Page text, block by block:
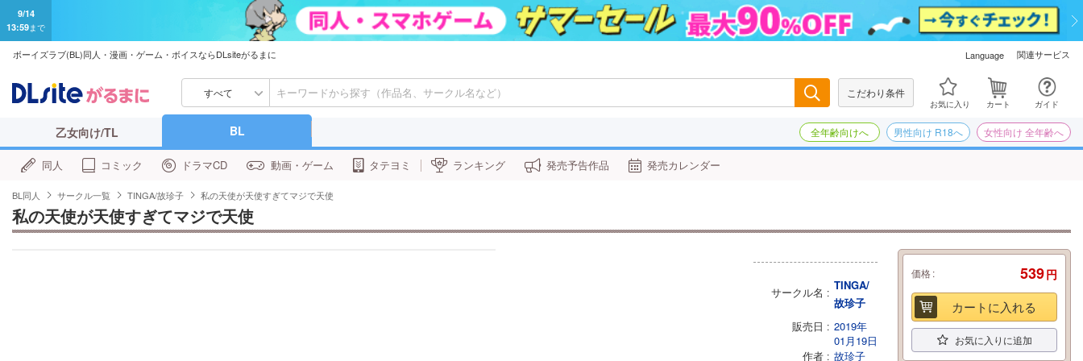
9/14
13:59まで
ボーイズラブ(BL)同人・漫画・ゲーム・ボイスならDLsiteがるまに Language 関連サービス
すべて こだわり条件
お気に入り カート ガイド
乙女向け/TL BL 全年齢向けへ 男性向け R18へ 女性向け 全年齢へ
同人 コミック ドラマCD 動画・ゲーム タテヨミ ランキング 発売予告作品 発売カレンダー
BL同人 サークル一覧 TINGA/故珍子 私の天使が天使すぎてマジで天使
私の天使が天使すぎてマジで天使
サークル名
TINGA/
故珍子
販売日
2019年
01月19日
作者
故珍子
価格 539円
カートに入れる
お気に入りに追加